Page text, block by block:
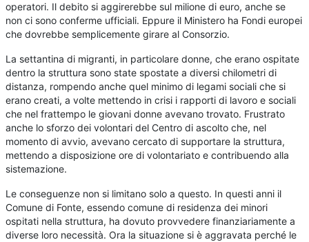
operatori. Il debito si aggirerebbe sul milione di euro, anche se
non ci sono conferme ufficiali. Eppure il Ministero ha Fondi europei
che dovrebbe semplicemente girare al Consorzio.
La settantina di migranti, in particolare donne, che erano ospitate
dentro la struttura sono state spostate a diversi chilometri di
distanza, rompendo anche quel minimo di legami sociali che si
erano creati, a volte mettendo in crisi i rapporti di lavoro e sociali
che nel frattempo le giovani donne avevano trovato. Frustrato
anche lo sforzo dei volontari del Centro di ascolto che, nel
momento di avvio, avevano cercato di supportare la struttura,
mettendo a disposizione ore di volontariato e contribuendo alla
sistemazione.
Le conseguenze non si limitano solo a questo. In questi anni il
Comune di Fonte, essendo comune di residenza dei minori
ospitati nella struttura, ha dovuto provvedere finanziariamente a
diverse loro necessità. Ora la situazione si è aggravata perché le